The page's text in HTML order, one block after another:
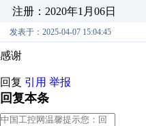
注册：2020年1月06日
发表于：2025-04-07 15:04:45
感谢
回复 引用 举报
回复本条